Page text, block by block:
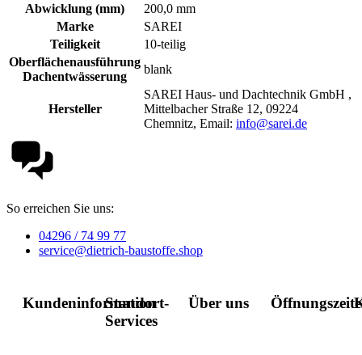
Abwicklung (mm)
200,0 mm
Marke
SAREI
Teiligkeit
10-teilig
Oberflächenausführung
Dachentwässerung
blank
Hersteller
SAREI Haus- und Dachtechnik GmbH ,
Mittelbacher Straße 12, 09224
Chemnitz, Email: info@sarei.de
So erreichen Sie uns:
04296 / 74 99 77
service@dietrich-baustoffe.shop
Kundeninformation
Standort-
Services
Über uns